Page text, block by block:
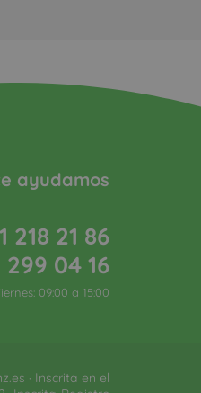
ayudamos
218 21 86
299 04 16
09:00 a 15:00
· Inscrita en el